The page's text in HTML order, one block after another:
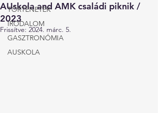
TÖRTÉNETEK
IRODALOM
GASZTRONÓMIA
AUSKOLA
AUskola and AMK családi piknik /
2023
Frissítve: 2024. márc. 5.